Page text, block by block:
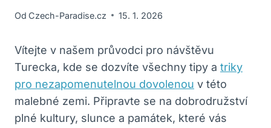
Od Czech-Paradise.cz 15. 1. 2026
Vítejte v našem průvodci pro návštěvu
Turecka, kde se dozvíte všechny tipy a triky
pro nezapomenutelnou dovolenou v této
malebné zemi. Připravte se na dobrodružství
plné kultury, slunce a památek, které vás